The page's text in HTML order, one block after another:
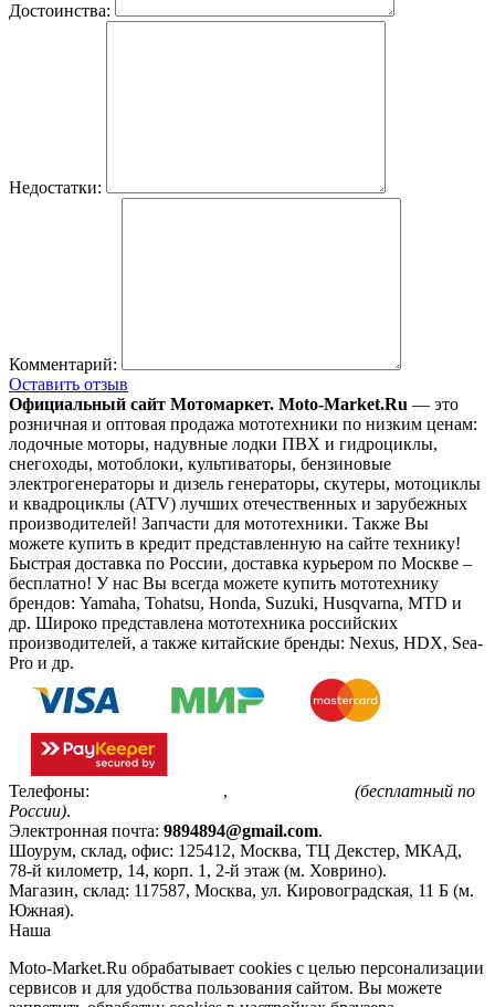
Достоинства:
Недостатки:
Комментарий:
Оставить отзыв
Официальный сайт Мотомаркет. Moto-Market.Ru — это
розничная и оптовая продажа мототехники по низким ценам:
лодочные моторы, надувные лодки ПВХ и гидроциклы,
снегоходы, мотоблоки, культиваторы, бензиновые
электрогенераторы и дизель генераторы, скутеры, мотоциклы
и квадроциклы (ATV) лучших отечественных и зарубежных
производителей! Запчасти для мототехники. Также Вы
можете купить в кредит представленную на сайте технику!
Быстрая доставка по России, доставка курьером по Москве –
бесплатно! У нас Вы всегда можете купить мототехнику
брендов: Yamaha, Tohatsu, Honda, Suzuki, Husqvarna, MTD и
др. Широко представлена мототехника российских
производителей, а также китайские бренды: Nexus, HDX, Sea-
Pro и др.
Телефоны: ,
(бесплатный по
России).
Электронная почта: 9894894@gmail.com.
Шоурум, склад, офис: 125412, Москва, ТЦ Декстер, МКАД,
78-й километр, 14, корп. 1, 2-й этаж (м. Ховрино).
Магазин, склад: 117587, Москва, ул. Кировоградская, 11 Б (м.
Южная).
Наша
Moto-Market.Ru обрабатывает сookies с целью персонализации
сервисов и для удобства пользования сайтом. Вы можете